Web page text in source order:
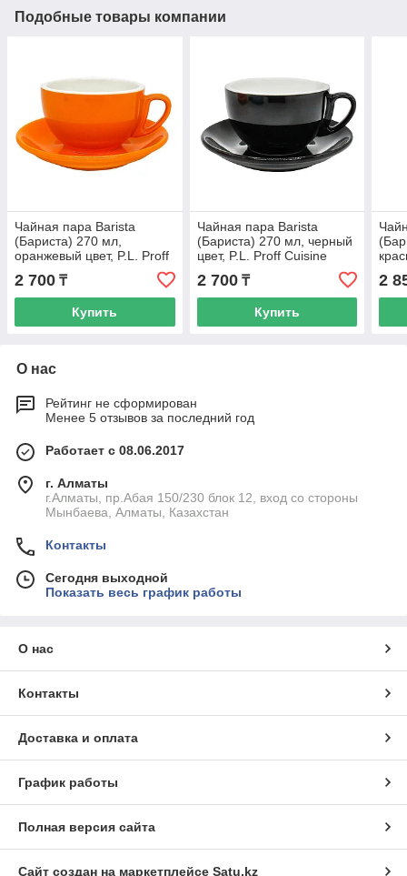
Подобные товары компании
Чайная пара Barista
(Бариста) 270 мл,
оранжевый цвет, P.L. Proff
Cuisine (кор= 36 шт)
2 700 ₸
Купить
Чайная пара Barista
(Бариста) 270 мл, черный
цвет, P.L. Proff Cuisine
(кор= 36 шт)
2 700₸
Купить
2
О нас
Рейтинг не сформирован
Менее 5 отзывов за последний год
Работает с 08.06.2017
г. Алматы
г.Алматы, пр.Абая 150/230 блок 12, вход со стороны
Мынбаева, Алматы, Казахстан
Контакты
Сегодня выходной
Показать весь график работы
О нас
Контакты
Доставка и оплата
График работы
Полная версия сайта
Сайт создан на маркетплейсе Satu.kz